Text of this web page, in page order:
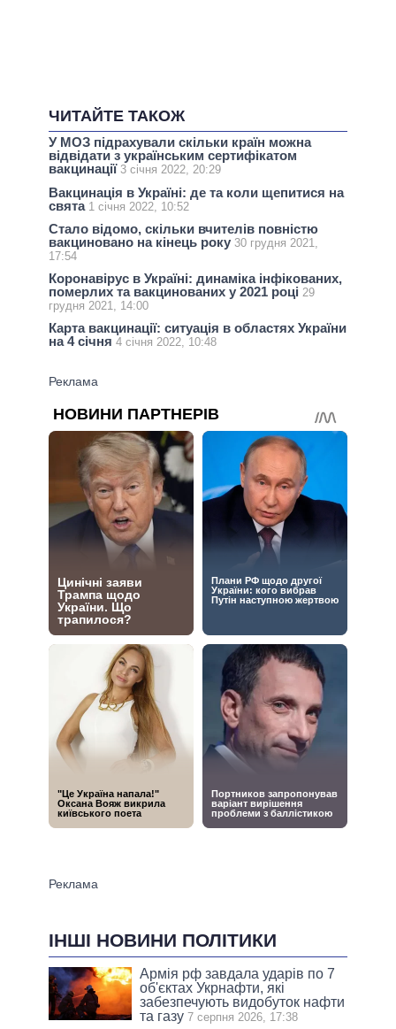
ЧИТАЙТЕ ТАКОЖ
У МОЗ підрахували скільки країн можна
відвідати з українським сертифікатом
вакцинації 3 січня 2022, 20:29
Вакцинація в Україні: де та коли щепитися на
свята 1 січня 2022, 10:52
Стало відомо, скільки вчителів повністю
вакциновано на кінець року 30 грудня 2021,
17:54
Коронавірус в Україні: динаміка інфікованих,
померлих та вакцинованих у 2021 році 29
грудня 2021, 14:00
Карта вакцинації: ситуація в областях України
на 4 січня 4 січня 2022, 10:48
ІНШІ НОВИНИ ПОЛІТИКИ
Армія рф завдала ударів по 7
об'єктах Укрнафти, які
забезпечують видобуток нафти
та газу 7 серпня 2026, 17:38